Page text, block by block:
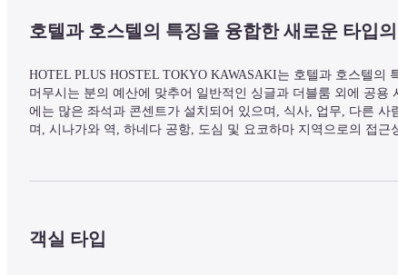
호텔과 호스텔의 특징을 융합한 새로운 타입
HOTEL PLUS HOSTEL TOKYO KAWASAKI는 호텔과 호스텔의
머무시는 분의 예산에 맞추어 일반적인 싱글과 더블룸 외에 공
에는 많은 좌석과 콘센트가 설치되어 있으며, 식사, 업무, 다른
며, 시나가와 역, 하네다 공항, 도심 및 요코하마 지역으로의 접
객실 타입